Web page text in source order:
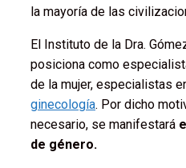
la mayoría de las
El Instituto de la Dra.
posiciona como
de la mujer, especialistas
ginecología. Por dicho
necesario, se manifestará
de género.